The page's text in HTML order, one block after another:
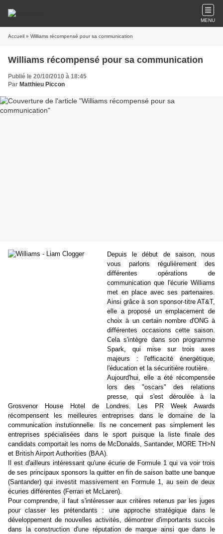
MENU
Accueil » Williams récompensé pour sa communication
Williams récompensé pour sa communication
Publié le 20/10/2010 à 18:45
Par Matthieu Piccon
Depuis le début de saison, nous
vous parlons régulièrement des
différentes opérations de
communication que l'écurie Williams
met en place avec ses partenaires.
Ainsi grâce à son sponsor-titre AT&T,
elle a proposé un emplacement de
choix à un certain nombre d'ONG à
différentes occasions cette saison.
Cela s'intègre dans son programme
Spark, qui mise sur trois axes
majeurs : l'efficacité énergétique,
l'éducation et la sécuritière routière.
Aujourd'hui, elle a été récompensée
lors des "oscars" des relations
presse, qui s'est déroulée à la
Grosvenor House Hotel de Londres. Les PR Week Awards
récompensent les meilleures entreprises dans le domaine de la
communication instutionnelle. Ils ne concernent pas simplement les
entreprises spécialisées dans le sport puisque la liste finale des
candidats comportait les noms de McDonalds, Santander, MORE TH>N
et British Airport Authorities (BAA).
Il est d'ailleurs intéressant qu'une écurie de Formule 1 qui va voir trois
de ses principaux sponsors la quitter en fin de saison batte une banque
(Santander) qui investit massivement en Formule 1, au sein de deux
écuries différentes (Ferrari et McLaren).
Pour comprendre, il faut s'intéresser aux critères retenus par les juges
pour classer les prétendants : une approche stratégique dans le
développement de nouvelles activités, démontrer d'importants succès
dans la construction d'une réputation de marque ainsi que dans le